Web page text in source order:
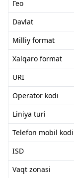
Гео
Davlat
Milliy format
Xalqaro format
URI
Operator kodi
Liniya turi
Telefon mobil kodi
ISD
Vaqt zonasi